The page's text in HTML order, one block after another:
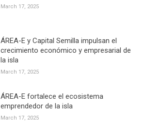
March 17, 2025
ÁREA-E y Capital Semilla impulsan el
crecimiento económico y empresarial de
la isla
March 17, 2025
ÁREA-E fortalece el ecosistema
emprendedor de la isla
March 17, 2025